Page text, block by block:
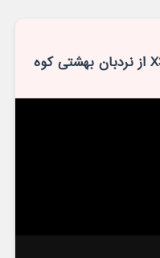
سقوط فاجعه بار چری فالوین X3L از نردبان بهشتی کوه